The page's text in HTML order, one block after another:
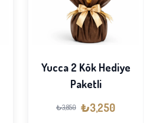
Yucca 2 Kök Hediye
Paketli
₺3,850 ₺3,250